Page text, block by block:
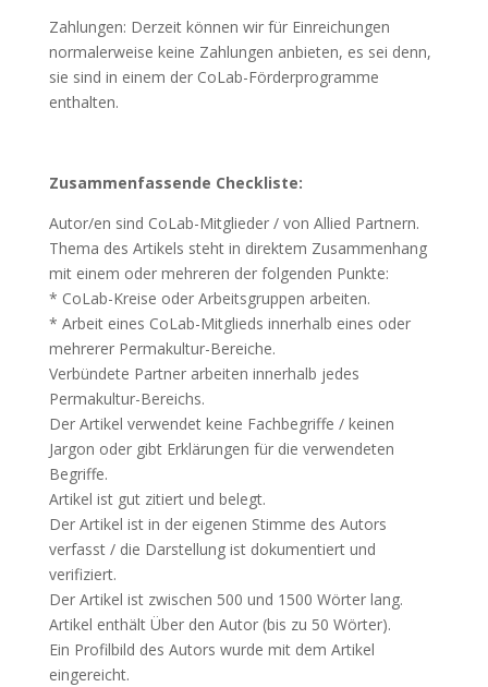
Zahlungen: Derzeit können wir für Einreichungen
normalerweise keine Zahlungen anbieten, es sei denn,
sie sind in einem der CoLab-Förderprogramme
enthalten.
Zusammenfassende Checkliste:
Autor/en sind CoLab-Mitglieder / von Allied Partnern.
Thema des Artikels steht in direktem Zusammenhang
mit einem oder mehreren der folgenden Punkte:
* CoLab-Kreise oder Arbeitsgruppen arbeiten.
* Arbeit eines CoLab-Mitglieds innerhalb eines oder
mehrerer Permakultur-Bereiche.
Verbündete Partner arbeiten innerhalb jedes
Permakultur-Bereichs.
Der Artikel verwendet keine Fachbegriffe / keinen
Jargon oder gibt Erklärungen für die verwendeten
Begriffe.
Artikel ist gut zitiert und belegt.
Der Artikel ist in der eigenen Stimme des Autors
verfasst / die Darstellung ist dokumentiert und
verifiziert.
Der Artikel ist zwischen 500 und 1500 Wörter lang.
Artikel enthält Über den Autor (bis zu 50 Wörter).
Ein Profilbild des Autors wurde mit dem Artikel
eingereicht.